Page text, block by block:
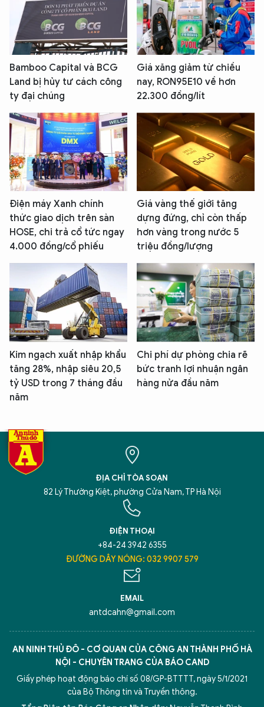
Bamboo Capital và BCG
Land bị hủy tư cách công
ty đại chúng
Giá xăng giảm từ chiều
nay, RON95E10 về hơn
22.300 đồng/lít
Điện máy Xanh chính
thức giao dịch trên sàn
HOSE, chi trả cổ tức ngay
4.000 đồng/cổ phiếu
Giá vàng thế giới tăng
dựng đứng, chỉ còn thấp
hơn vàng trong nước 5
triệu đồng/lượng
Kim ngạch xuất nhập khẩu
tăng 28%, nhập siêu 20,5
tỷ USD trong 7 tháng đầu
năm
Chi phí dự phòng chia rẽ
bức tranh lợi nhuận ngân
hàng nửa đầu năm
ĐỊA CHỈ TÒA SOẠN
82 Lý Thường Kiệt, phường Cửa Nam, TP Hà Nội
ĐIỆN THOẠI
+84-24 3942 6355
ĐƯỜNG DÂY NÓNG: 032 9907 579
EMAIL
antdcahn@gmail.com
AN NINH THỦ ĐÔ - CƠ QUAN CỦA CÔNG AN THÀNH PHỐ HÀ
NỘI - CHUYÊN TRANG CỦA BÁO CAND
Giấy phép hoạt động báo chí số 08/GP-BTTTT, ngày 5/1/2021
của Bộ Thông tin và Truyền thông.